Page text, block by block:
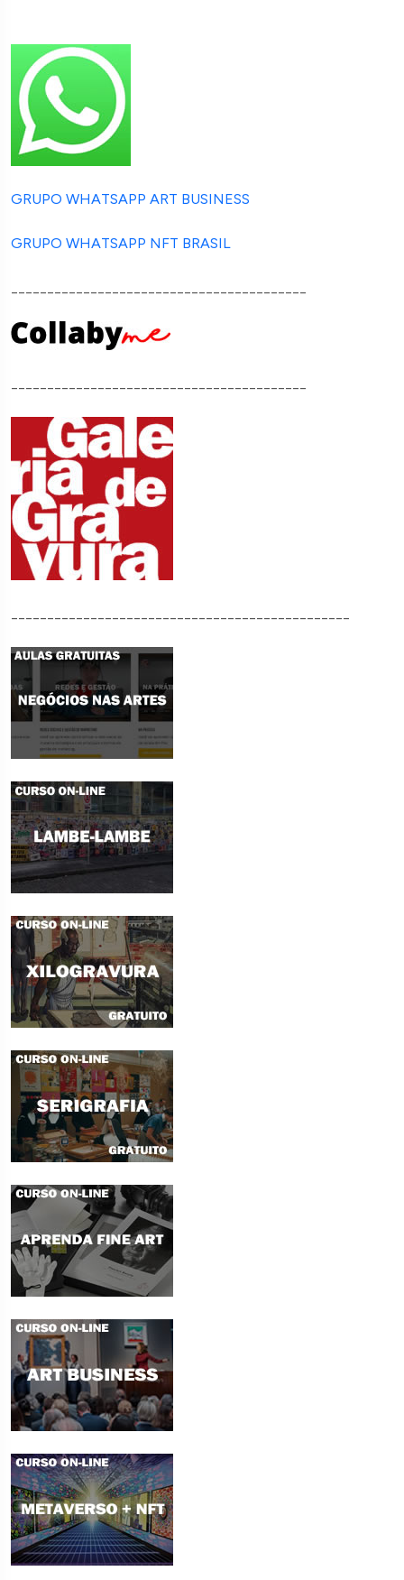
GRUPO WHATSAPP ART BUSINESS
GRUPO WHATSAPP NFT BRASIL